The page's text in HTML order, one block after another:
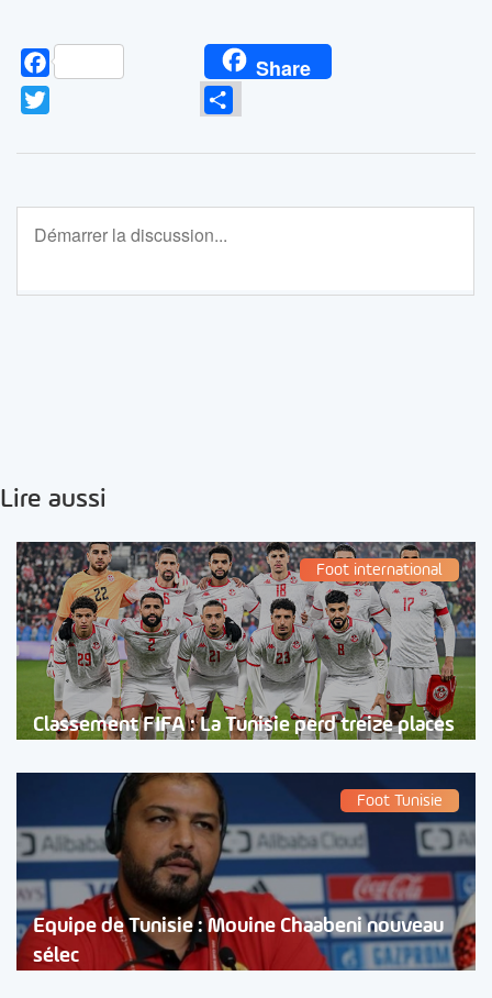
Facebook Share
Lire aussi
Foot international
Classement FIFA : La Tunisie perd treize places
Foot Tunisie
Equipe de Tunisie : Mouine Chaabeni nouveau
sélec